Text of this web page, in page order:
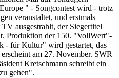
" - Songcontest wird - trotz
veranstaltet, und erstmals
ausgestrahlt, der Siegertitel
Produktion der 150. "VollWert"-
- für Kultur" wird gestartet, das
am 27. November. SWR
Kretschmann schreibt ein
gehen".